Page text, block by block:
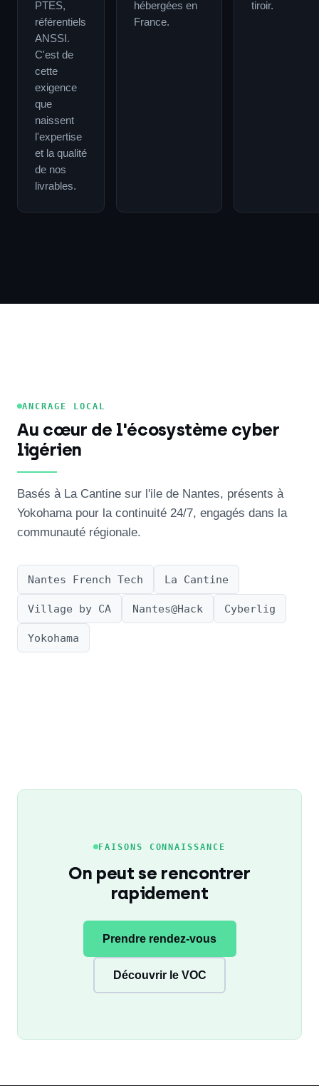
PTES,
référentiels
ANSSI.
C'est de
cette
exigence
que
naissent
l'expertise
et la qualité
de nos
livrables.
hébergées en
France.
tiroir.
ANCRAGE LOCAL
Au cœur de l'écosystème cyber
ligérien
Basés à La Cantine sur l'ile de Nantes, présents à
Yokohama pour la continuité 24/7, engagés dans la
communauté régionale.
Nantes French Tech La Cantine
Village by CA Nantes@Hack Cyberlig
Yokohama
FAISONS CONNAISSANCE
On peut se rencontrer
rapidement
Prendre rendez-vous
Découvrir le VOC